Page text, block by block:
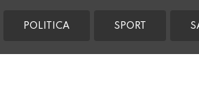
POLITICA SPORT